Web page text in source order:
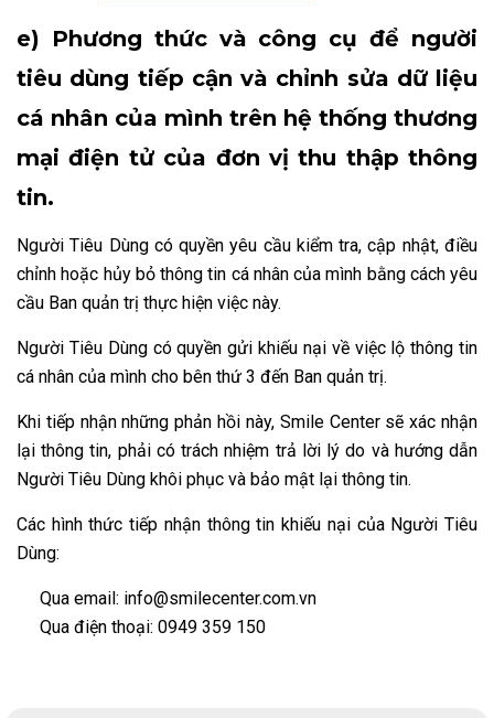
e) Phương thức và công cụ để người
tiêu dùng tiếp cận và chỉnh sửa dữ liệu
cá nhân của mình trên hệ thống thương
mại điện tử của đơn vị thu thập thông
tin.
Người Tiêu Dùng có quyền yêu cầu kiểm tra, cập nhật, điều
chỉnh hoặc hủy bỏ thông tin cá nhân của mình bằng cách yêu
cầu Ban quản trị thực hiện việc này.
Người Tiêu Dùng có quyền gửi khiếu nại về việc lộ thông tin
cá nhân của mình cho bên thứ 3 đến Ban quản trị.
Khi tiếp nhận những phản hồi này, Smile Center sẽ xác nhận
lại thông tin, phải có trách nhiệm trả lời lý do và hướng dẫn
Người Tiêu Dùng khôi phục và bảo mật lại thông tin.
Các hình thức tiếp nhận thông tin khiếu nại của Người Tiêu
Dùng:
Qua email: info@smilecenter.com.vn
Qua điện thoại: 0949 359 150